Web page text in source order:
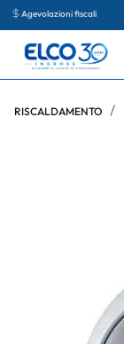
Agevolazioni fiscali
RISCALDAMENTO